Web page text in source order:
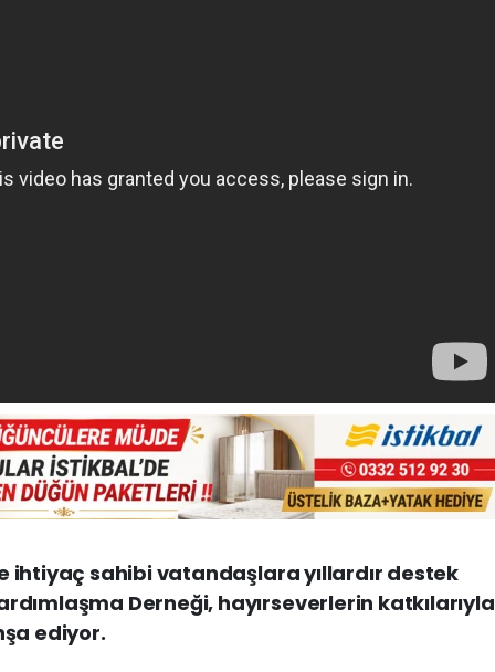
ihtiyaç sahibi vatandaşlara yıllardır destek
Derneği, hayırseverlerin katkılarıyla
ediyor.